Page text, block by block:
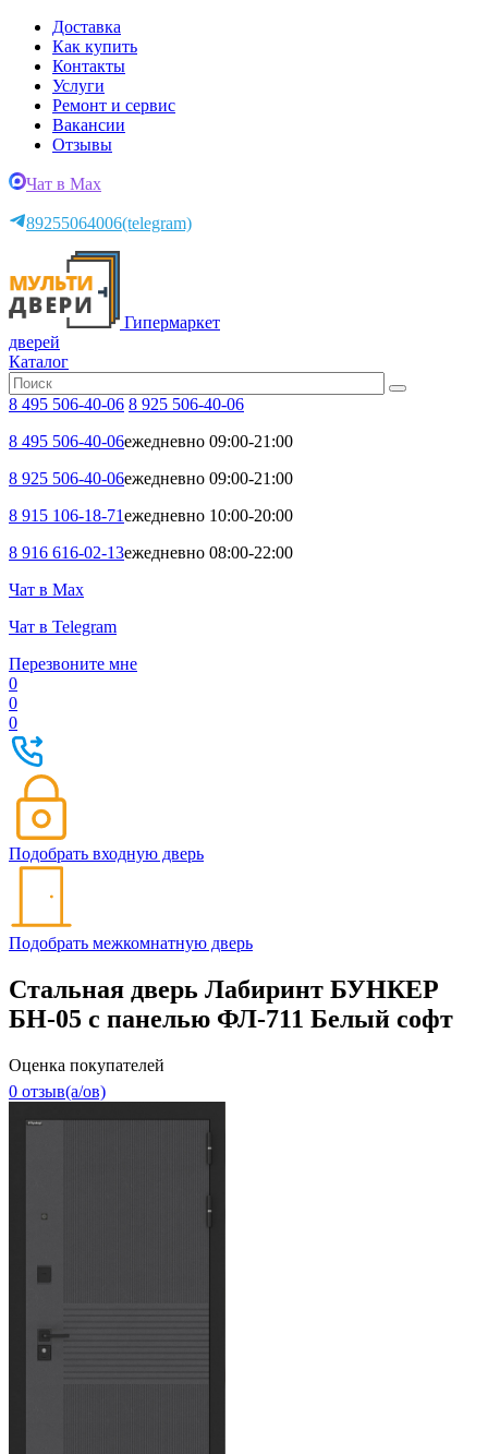
Доставка
Как купить
Контакты
Услуги
Ремонт и сервис
Вакансии
Отзывы
Чат в Max
89255064006(telegram)
Гипермаркет
дверей
Каталог
8 495 506-40-06 8 925 506-40-06
8 495 506-40-06ежедневно 09:00-21:00
8 925 506-40-06ежедневно 09:00-21:00
8 915 106-18-71ежедневно 10:00-20:00
8 916 616-02-13ежедневно 08:00-22:00
Чат в Max
Чат в Telegram
Перезвоните мне
0
0
0
Подобрать входную дверь
Подобрать межкомнатную дверь
Стальная дверь Лабиринт БУНКЕР
БН-05 с панелью ФЛ-711 Белый софт
Оценка покупателей
0 отзыв(a/ов)